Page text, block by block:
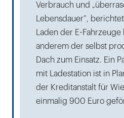
Verbrauch und
Lebensdauer“,
Laden der E-
anderem der selbst
Dach zum Einsatz. Ein
mit Ladestation ist in
der Kreditanstalt für
einmalig 900 Euro